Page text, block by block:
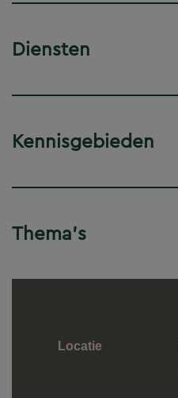
Diensten
Kennisgebieden
Thema's
Locatie